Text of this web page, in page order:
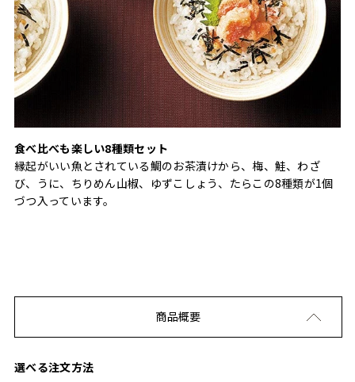
食べ比べも楽しい8種類セット
縁起がいい魚とされている鯛のお茶漬けから、梅、鮭、わざ
び、うに、ちりめん山椒、ゆずこしょう、たらこの8種類が1個
づつ入っています。
商品概要
選べる注文方法